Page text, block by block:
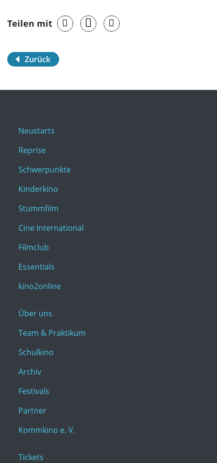
Teilen mit
Zurück
Neustarts
Reprise
Schwerpunkte
Kinderkino
Stummfilm
Cine International
Filmclub
Essentials
kino2online
Über uns
Team & Praktikum
Schulkino
Archiv
Festivals
Partner
Kommkino e. V.
Tickets